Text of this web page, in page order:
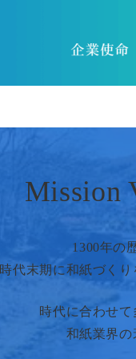
Mission
1300年の
代末期に和紙づく
時代に合わせ
和紙業界の